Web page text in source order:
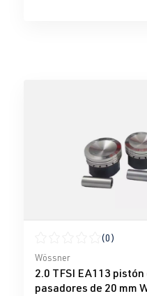
Calificación promedio
(0)
Wössner
2.0 TFSI EA113
pasadores de 20 mm